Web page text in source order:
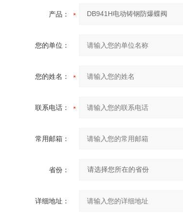
产品：
您的单位：
您的姓名：
联系电话：
常用邮箱：
省份：
详细地址：